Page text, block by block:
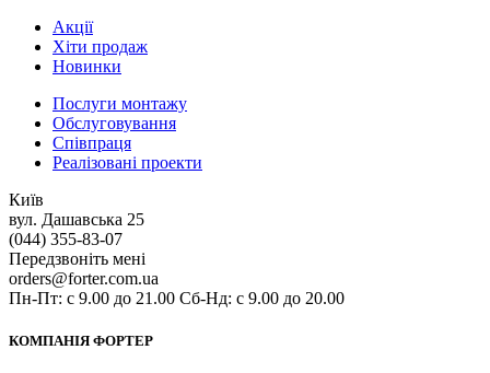
Акції
Хіти продаж
Новинки
Послуги монтажу
Обслуговування
Співпраця
Реалізовані проекти
Київ
вул. Дашавська 25
(044) 355-83-07
Передзвоніть мені
orders@forter.com.ua
Пн-Пт: с 9.00 до 21.00 Сб-Нд: с 9.00 до 20.00
КОМПАНІЯ ФОРТЕР